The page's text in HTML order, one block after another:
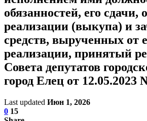
обязанностей, его сдачи,
реализации (выкупа) и
средств, вырученных от
реализации, принятый
Совета депутатов
город Елец от 12.05.2023
Last updated Июн 1, 2026
0 15